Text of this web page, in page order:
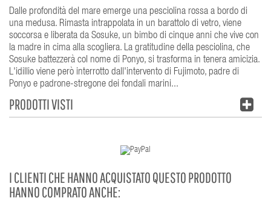
Dalle profondità del mare emerge una pesciolina rossa a bordo di
una medusa. Rimasta intrappolata in un barattolo di vetro, viene
soccorsa e liberata da Sosuke, un bimbo di cinque anni che vive con
la madre in cima alla scogliera. La gratitudine della pesciolina, che
Sosuke battezzerà col nome di Ponyo, si trasforma in tenera amicizia.
L'idillio viene però interrotto dall'intervento di Fujimoto, padre di
Ponyo e padrone-stregone dei fondali marini...
PRODOTTI VISTI
I CLIENTI CHE HANNO ACQUISTATO QUESTO PRODOTTO
HANNO COMPRATO ANCHE: